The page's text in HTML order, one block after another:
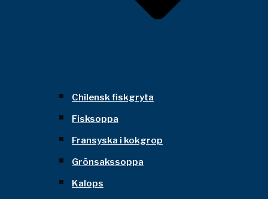
Chilensk fiskgryta
Fisksoppa
Fransyska i kokgrop
Grönsakssoppa
Kalops